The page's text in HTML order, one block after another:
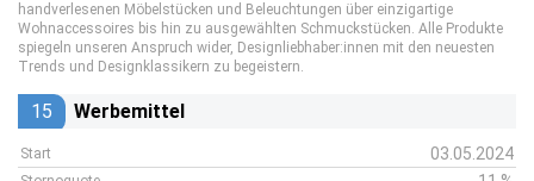
handverlesenen Möbelstücken und Beleuchtungen über einzigartige
Wohnaccessoires bis hin zu ausgewählten Schmuckstücken. Alle Produkte
spiegeln unseren Anspruch wider, Designliebhaber:innen mit den neuesten
Trends und Designklassikern zu begeistern.
15 Werbemittel
Start 03.05.2024